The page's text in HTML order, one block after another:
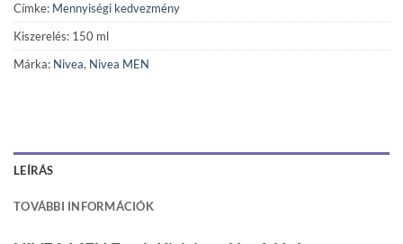
Címke: Mennyiségi kedvezmény
Kiszerelés: 150 ml
Márka: Nivea, Nivea MEN
LEÍRÁS
TOVÁBBI INFORMÁCIÓK